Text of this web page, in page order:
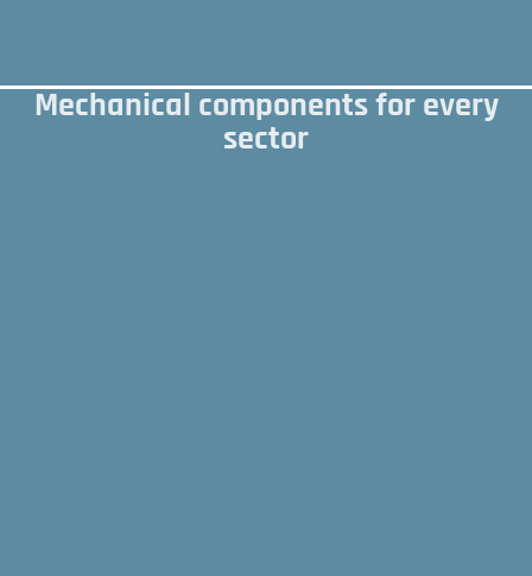
Mechanical components for every
sector